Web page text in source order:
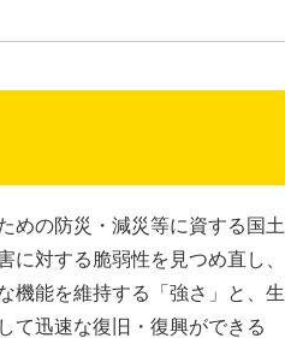
めの防災・減災等に資する国土
対する脆弱性を見つめ直し、
機能を維持する「強さ」と、生
て迅速な復旧・復興ができる